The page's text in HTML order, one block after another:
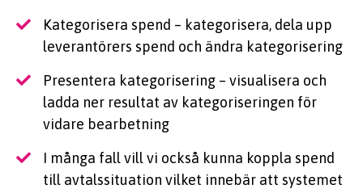
Kategorisera spend – kategorisera, dela upp
leverantörers spend och ändra kategorisering
Presentera kategorisering – visualisera och
ladda ner resultat av kategoriseringen för
vidare bearbetning
I många fall vill vi också kunna koppla spend
till avtalssituation vilket innebär att systemet